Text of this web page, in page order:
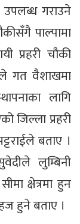
गराउने
पाल्पामा
प्रहरी चौकी
गत वैशाखमा
लागि
जिल्ला प्रहरी
बताए ।
लुम्बिनी
क्षेत्रमा हुन
हुने बताए ।